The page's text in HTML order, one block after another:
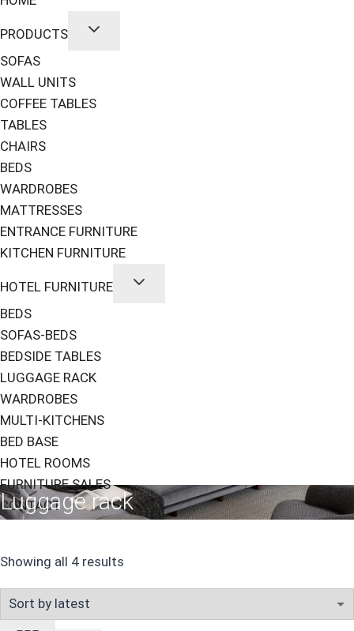
PRODUCTS
SOFAS
WALL UNITS
COFFEE TABLES
TABLES
CHAIRS
BEDS
WARDROBES
MATTRESSES
ENTRANCE FURNITURE
KITCHEN FURNITURE
HOTEL FURNITURE
BEDS
SOFAS-BEDS
BEDSIDE TABLES
LUGGAGE RACK
WARDROBES
MULTI-KITCHENS
BED BASE
HOTEL ROOMS
FURNITURE SALES
CONTACT
Luggage rack
Showing all 4 results